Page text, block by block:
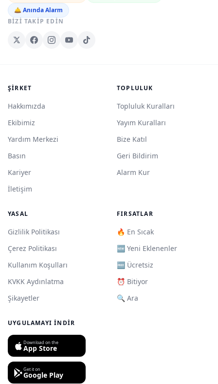
🛎️ Anında Alarm
BIZI TAKIP EDIN
ŞIRKET
Hakkımızda
Ekibimiz
Yardım Merkezi
Basın
Kariyer
İletişim
TOPLULUK
Topluluk Kuralları
Yayım Kuralları
Bize Katıl
Geri Bildirim
Alarm Kur
YASAL
Gizlilik Politikası
Çerez Politikası
Kullanım Koşulları
KVKK Aydınlatma
Şikayetler
FIRSATLAR
🔥 En Sıcak
🆕 Yeni Eklenenler
🆓 Ücretsiz
⏰ Bitiyor
🔍 Ara
UYGULAMAYI İNDIR
Download on the
App Store
Get it on
Google Play